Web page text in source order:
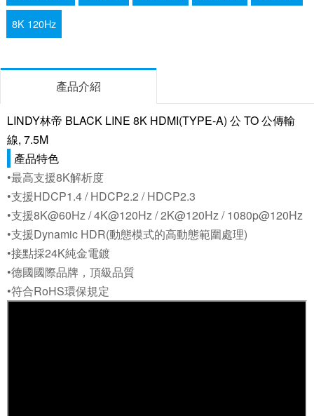
8K 120Hz
產品介紹
LINDY林帝 BLACK LINE 8K HDMI(TYPE-A) 公 TO 公傳輸
線, 7.5M
產品特色
•最高支援8K解析度
•支援HDCP1.4 / HDCP2.2 / HDCP2.3
•支援8K@60Hz / 4K@120Hz / 2K@120Hz / 1080p@120Hz
•支援Dynamic HDR(動態模式的高動態範圍處理)
•接點採24K純金電鍍
•德國國際品牌，頂級品質
•符合RoHS環保規定